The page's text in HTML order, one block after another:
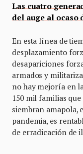
Las cuatro
del auge al ocaso
En esta línea de
desplazamiento
desapariciones
armados y
no hay mejoría en
150 mil familias
siembran amapola,
pandemia, es
de erradicación de